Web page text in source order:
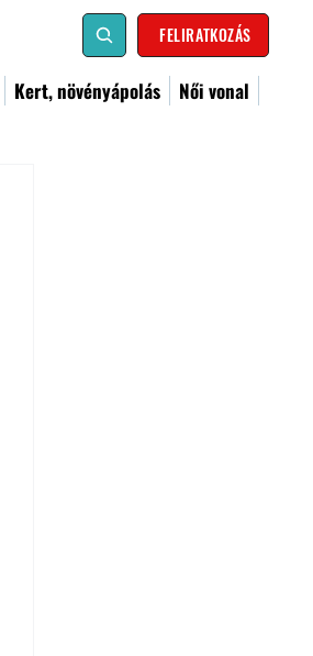
FELIRATKOZÁS
Kert, növényápolás
Női vonal